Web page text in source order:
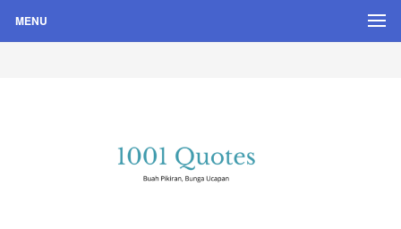
MENU